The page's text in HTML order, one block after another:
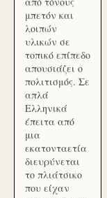
μπετόν και
λοιπών
υλικών σε
τοπικό επίπεδο
απουσιάζει ο
πολιτισμός. Σε
απλά
Ελληνικά
έπειτα από
μια
εκατονταετία
διευρύνεται
το πλιάτσικο
που είχαν